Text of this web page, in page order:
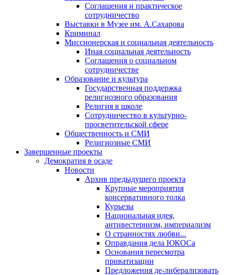
Соглашения и практическое
сотрудничество
Выставки в Музее им. А.Сахарова
Криминал
Миссионерская и социальная деятельность
Иная социальная деятельность
Соглашения о социальном
сотрудничестве
Образование и культура
Государственная поддержка
религиозного образования
Религия в школе
Сотрудничество в культурно-
просветительской сфере
Общественность и СМИ
Религиозные СМИ
Завершенные проекты
Демократия в осаде
Новости
Архив предыдущего проекта
Крупные мероприятия
консервативного толка
Курьезы
Национальная идея,
антивестернизм, империализм
О странностях любви...
Оправдания дела ЮКОСа
Основания пересмотра
приватизации
Предложения де-либерализовать